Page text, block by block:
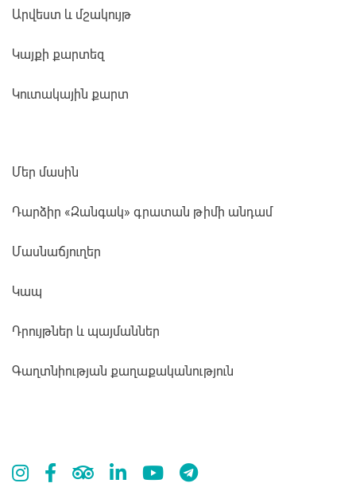
Արվեստ և մշակույթ
Կայքի քարտեզ
Կուտակային քարտ
Մեր մասին
Դարձիր «Զանգակ» գրատան թիմի անդամ
Մասնաճյուղեր
Կապ
Դրույթներ և պայմաններ
Գաղտնիության քաղաքականություն